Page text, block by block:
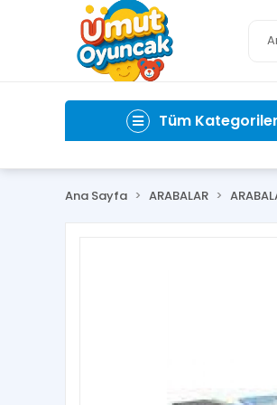
Tüm Kategoriler
Ana Sayfa ARABALAR